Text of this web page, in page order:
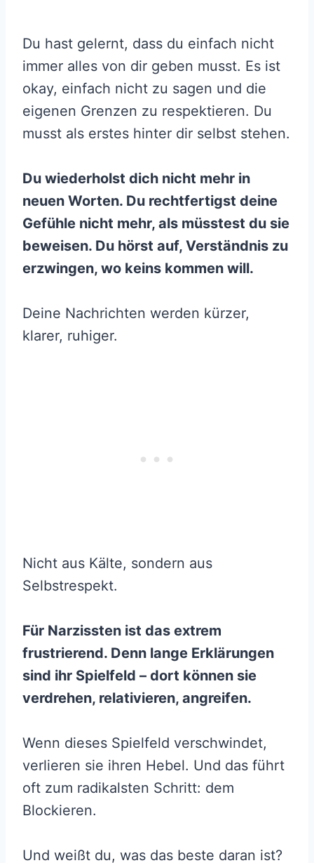
Du hast gelernt, dass du einfach nicht
immer alles von dir geben musst. Es ist
okay, einfach nicht zu sagen und die
eigenen Grenzen zu respektieren. Du
musst als erstes hinter dir selbst stehen.
Du wiederholst dich nicht mehr in
neuen Worten. Du rechtfertigst deine
Gefühle nicht mehr, als müsstest du sie
beweisen. Du hörst auf, Verständnis zu
erzwingen, wo keins kommen will.
Deine Nachrichten werden kürzer,
klarer, ruhiger.
Nicht aus Kälte, sondern aus
Selbstrespekt.
Für Narzissten ist das extrem
frustrierend. Denn lange Erklärungen
sind ihr Spielfeld – dort können sie
verdrehen, relativieren, angreifen.
Wenn dieses Spielfeld verschwindet,
verlieren sie ihren Hebel. Und das führt
oft zum radikalsten Schritt: dem
Blockieren.
Und weißt du, was das beste daran ist?